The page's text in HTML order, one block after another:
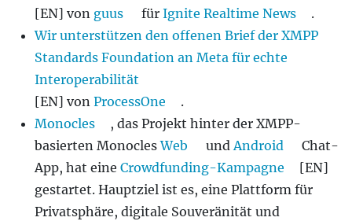
[EN] von guus für Ignite Realtime News
.
Wir unterstützen den offenen Brief der XMPP
Standards Foundation an Meta für echte
Interoperabilität
[EN] von ProcessOne
.
Monocles
, das Projekt hinter der XMPP-
basierten MonoclesWeb undAndroid
Chat-
App, hat eine Crowdfunding-Kampagne
[EN]
gestartet. Hauptziel ist es, eine Plattform für
Privatsphäre, digitale Souveränität und